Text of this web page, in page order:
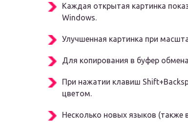
Каждая открытая картинка
Windows.
Улучшенная картинка при
Для копирования в буфер
При нажатии клавиш
цветом.
Несколько новых языков (также